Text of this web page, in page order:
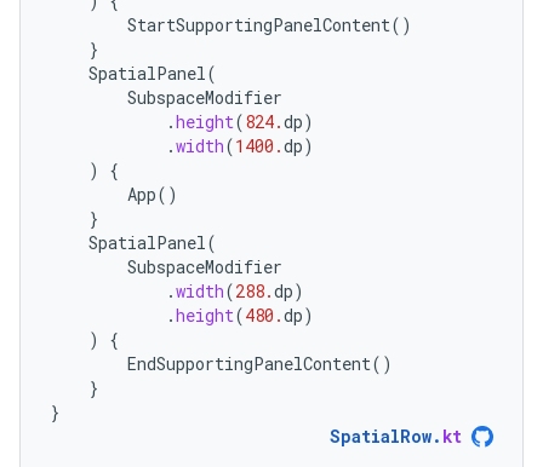
StartSupportingPanelContent()
}
SpatialPanel(
SubspaceModifier
.height(824.dp)
.width(1400.dp)
)
{
App()
}
SpatialPanel(
SubspaceModifier
.width(288.dp)
.height(480.dp)
)
{
EndSupportingPanelContent()
}
}
SpatialRow. kt